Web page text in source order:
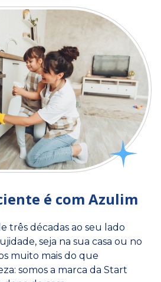
é com Azulim
três décadas ao seu lado
seja na sua casa ou no
muito mais do que
somos a marca da Start